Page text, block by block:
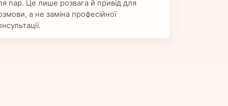
пар. Це лише розвага й привід для
а не заміна професійної